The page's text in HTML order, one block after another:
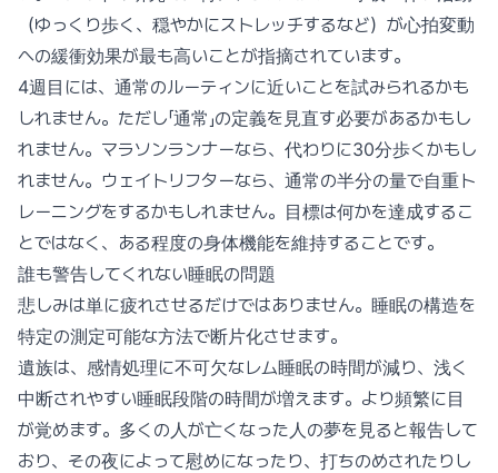
（ゆっくり歩く、穏やかにストレッチするなど）が心拍変動
への緩衝効果が最も高いことが指摘されています。
4週目には、通常のルーティンに近いことを試みられるかも
しれません。ただし「通常」の定義を見直す必要があるかもし
れません。マラソンランナーなら、代わりに30分歩くかもし
れません。ウェイトリフターなら、通常の半分の量で自重ト
レーニングをするかもしれません。目標は何かを達成するこ
とではなく、ある程度の身体機能を維持することです。
誰も警告してくれない睡眠の問題
悲しみは単に疲れさせるだけではありません。睡眠の構造を
特定の測定可能な方法で断片化させます。
遺族は、感情処理に不可欠なレム睡眠の時間が減り、浅く
中断されやすい睡眠段階の時間が増えます。より頻繁に目
が覚めます。多くの人が亡くなった人の夢を見ると報告して
おり、その夜によって慰めになったり、打ちのめされたりし